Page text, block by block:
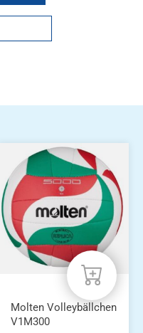
Molten Volleybällchen
V1M300